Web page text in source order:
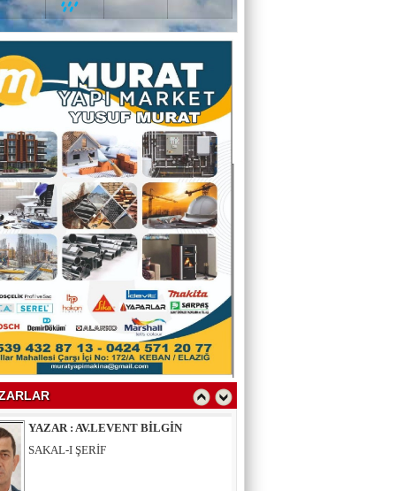
EĞİTİMCİ - YAZAR : PROF.DR.
RAMAZAN DEMİR
Gazi Paşa’nın Açtığı Yolda Dünya
Şampiyonluğu
YAZAR : CEM BAYINDIR
BEDRETTİN CÖMERT (1940-1978)
ÜZERİNE
YAZAR : ALİ OĞUZ
“BEN YUNUSUM OKYANUSLARDAN
GELİYORUM”
YAZAR : SELAHATTİN YALÇINER
YAZAR : AV.LEVENT BİLGİN
SAKAL-I ŞERİF
HALK ŞAİRİ : AHMET DEMİR
KEBAN’A YOLCULUK